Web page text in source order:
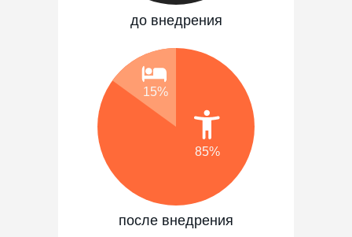
до внедрения
после внедрения
85%
15%